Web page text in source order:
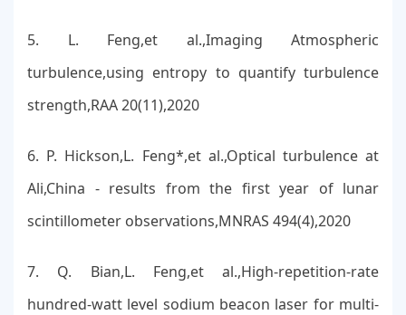
5. L. Feng,et al.,Imaging Atmospheric
turbulence,using entropy to quantify turbulence
strength,RAA 20(11),2020
6. P. Hickson,L. Feng*,et al.,Optical turbulence at
Ali,China - results from the first year of lunar
scintillometer observations,MNRAS 494(4),2020
7. Q. Bian,L. Feng,et al.,High-repetition-rate
hundred-watt level sodium beacon laser for multi-